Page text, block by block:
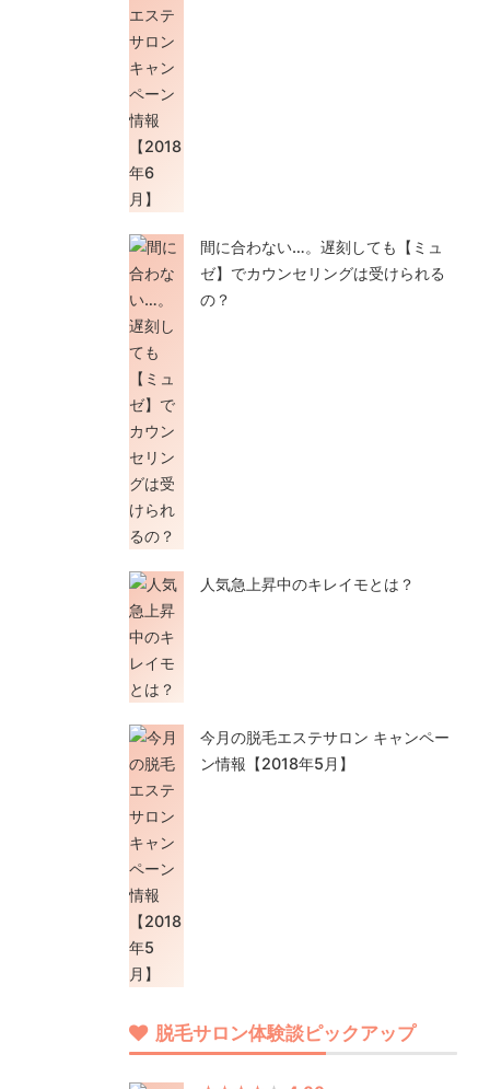
間に合わない…。遅刻しても【ミュ
ゼ】でカウンセリングは受けられる
の？
人気急上昇中のキレイモとは？
今月の脱毛エステサロン キャンペー
ン情報【2018年5月】
脱毛サロン体験談ピックアップ